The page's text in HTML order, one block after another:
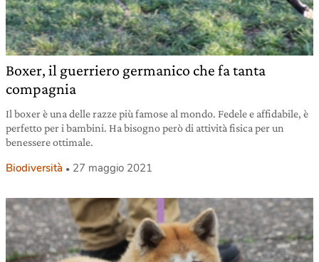
Boxer, il guerriero germanico che fa tanta
compagnia
Il boxer è una delle razze più famose al mondo. Fedele e affidabile, è
perfetto per i bambini. Ha bisogno però di attività fisica per un
benessere ottimale.
Biodiversità 27 maggio 2021